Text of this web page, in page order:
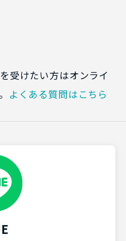
受けたい方はオンライ
よくある質問はこちら